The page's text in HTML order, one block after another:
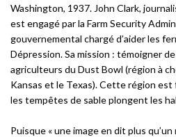
Washington, 1937. John Clark,
est engagé par la Farm Security
gouvernemental chargé d’aider les
Dépression. Sa mission : témoigner
agriculteurs du Dust Bowl (région à
Kansas et le Texas). Cette région
les tempêtes de sable plongent les
Puisque « une image en dit plus